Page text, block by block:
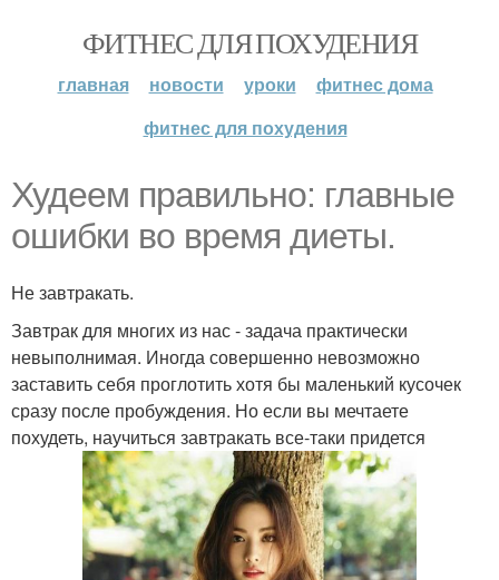
ФИТНЕС ДЛЯ ПОХУДЕНИЯ
главная новости уроки
фитнес дома
фитнес для похудения
Худеем правильно: главные
ошибки во время диеты.
Не завтракать.
Завтрак для многих из нас - задача практически
невыполнимая. Иногда совершенно невозможно
заставить себя проглотить хотя бы маленький кусочек
сразу после пробуждения. Но если вы мечтаете
похудеть, научиться завтракать все-таки придется